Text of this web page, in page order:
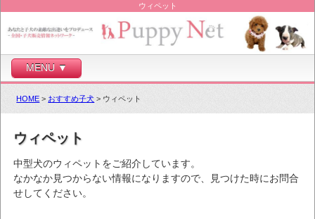
ウィペット
MENU ▼
HOME > おすすめ子犬 > ウィペット
ウィペット
中型犬のウィペットをご紹介しています。
なかなか見つからない情報になりますので、見つけた時にお問合
せしてください。